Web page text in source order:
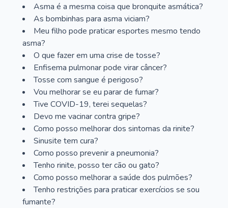
Asma é a mesma coisa que bronquite asmática?
As bombinhas para asma viciam?
Meu filho pode praticar esportes mesmo tendo
asma?
O que fazer em uma crise de tosse?
Enfisema pulmonar pode virar câncer?
Tosse com sangue é perigoso?
Vou melhorar se eu parar de fumar?
Tive COVID-19, terei sequelas?
Devo me vacinar contra gripe?
Como posso melhorar dos sintomas da rinite?
Sinusite tem cura?
Como posso prevenir a pneumonia?
Tenho rinite, posso ter cão ou gato?
Como posso melhorar a saúde dos pulmões?
Tenho restrições para praticar exercícios se sou
fumante?